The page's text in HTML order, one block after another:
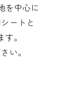
を中心に
ートと
。
い。